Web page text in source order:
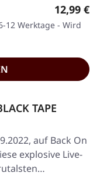
Regulärer
12,99 €
12 Werktage - Wird
TAPE
auf Back On
explosive Live-